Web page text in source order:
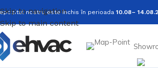
Skip to navigation
Skip to main content
nostru este închis în perioada 10.08–